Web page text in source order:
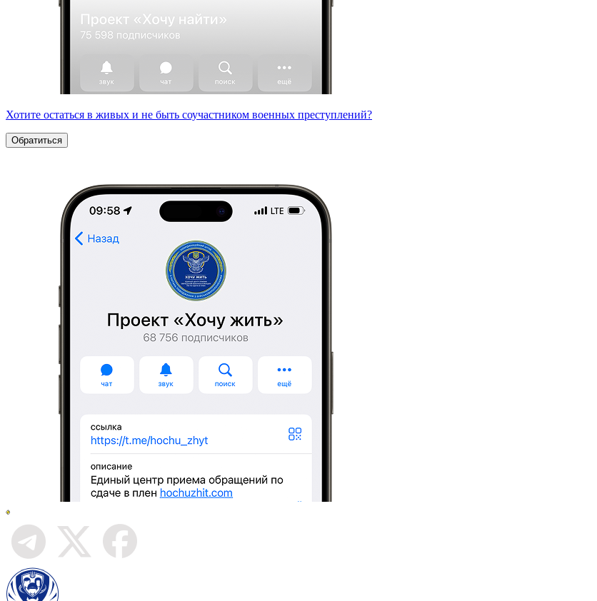
Хотите остаться в живых и не быть соучастником военных преступлений?
Обратиться